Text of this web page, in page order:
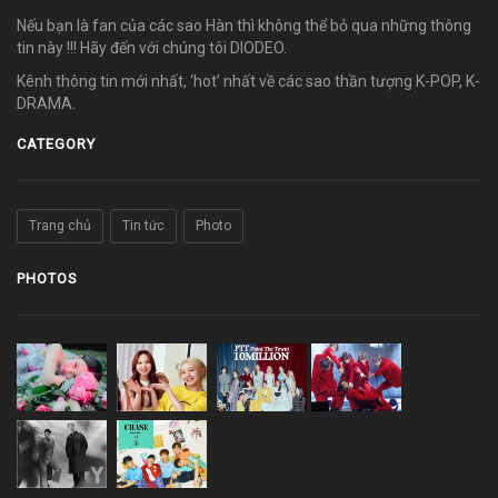
Nếu bạn là fan của các sao Hàn thì không thể bỏ qua những thông
tin này !!! Hãy đến với chúng tôi DIODEO.
Kênh thông tin mới nhất, ‘hot’ nhất về các sao thần tượng K-POP, K-
DRAMA.
CATEGORY
Trang chủ Tin tức Photo
PHOTOS